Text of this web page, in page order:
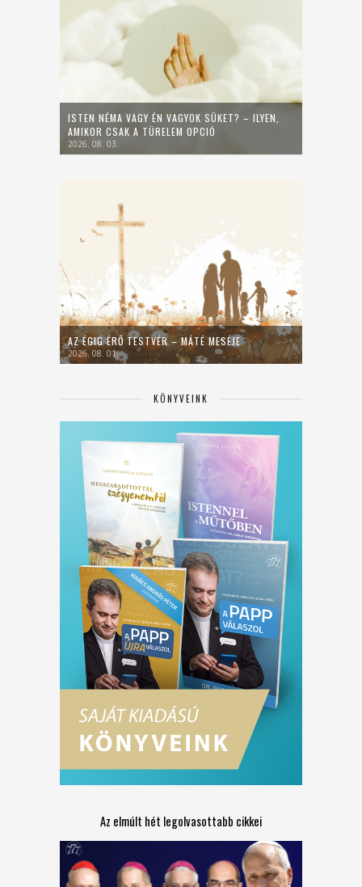
ISTEN NÉMA VAGY ÉN VAGYOK SÜKET? – ILYEN,
AMIKOR CSAK A TÜRELEM OPCIÓ
2026. 08. 03.
AZ ÉGIG ÉRŐ TESTVÉR – MÁTÉ MESÉJE
2026. 08. 01.
KÖNYVEINK
Az elmúlt hét legolvasottabb cikkei